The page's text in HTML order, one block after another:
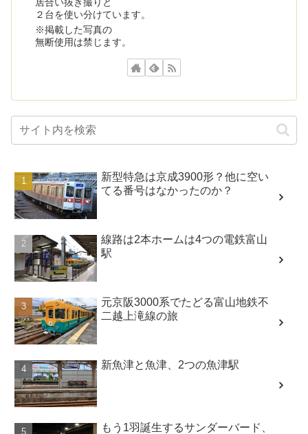
２台を使い分けています。
※掲載した写真の
無断使用は禁じます。
新型特急は京成3900形？他に空い
てる番号はなかったのか？
線路は2本ホームは4つの電鉄富山
駅
元京阪3000系でたどる富山地鉄不
二越上滝線の旅
新魚津と魚津、2つの魚津駅
もう1羽誕生するサンダーバード、